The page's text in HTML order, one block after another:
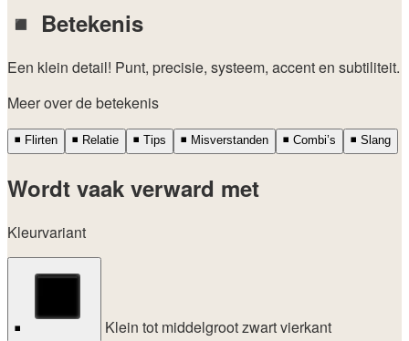
◾ Betekenis
Een klein detail! Punt, precisie, systeem, accent en subtiliteit.
Meer over de betekenis
◾ Flirten ◾ Relatie ◾ Tips ◾ Misverstanden ◾ Combi’s ◾ Slang
Wordt vaak verward met
Kleurvariant
◾
Klein tot middelgroot zwart vierkant